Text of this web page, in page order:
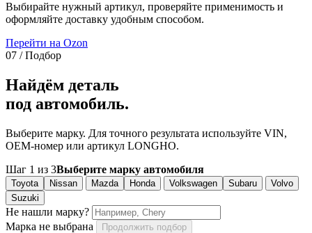
Выбирайте нужный артикул, проверяйте применимость и
оформляйте доставку удобным способом.
Перейти на Ozon
07 / Подбор
Найдём деталь
под автомобиль.
Выберите марку. Для точного результата используйте VIN,
OEM-номер или артикул LONGHO.
Шаг 1 из 3Выберите марку автомобиля
Toyota Nissan Mazda Honda Volkswagen Subaru
Volvo
Suzuki
Не нашли марку?
Марка не выбрана
Продолжить подбор